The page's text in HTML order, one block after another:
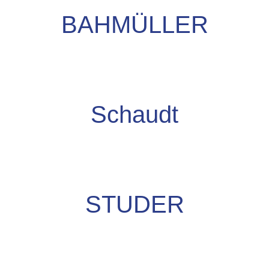
BAHMÜLLER
Schaudt
STUDER